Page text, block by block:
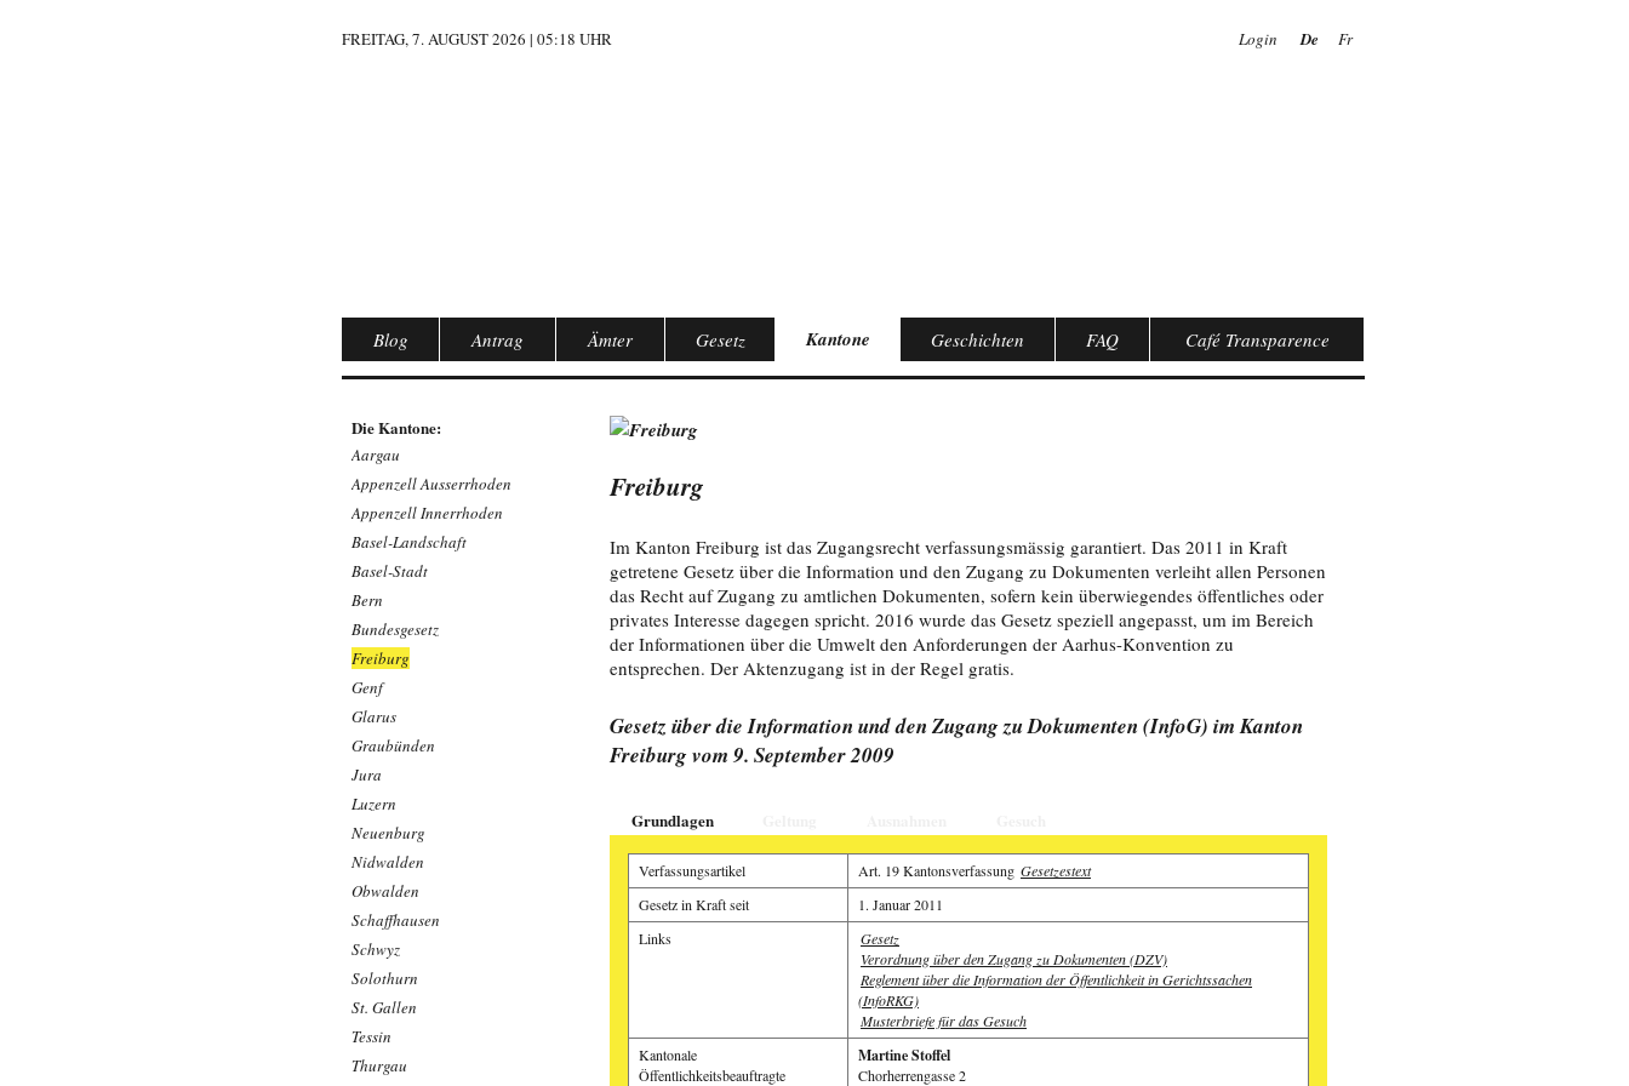
FREITAG, 7. AUGUST 2026 | 05:18 UHR Login De Fr
Blog Antrag Ämter Gesetz Kantone Geschichten FAQ Café Transparence
Die Kantone:
Aargau
Appenzell Ausserrhoden
Appenzell Innerrhoden
Basel-Landschaft
Basel-Stadt
Bern
Bundesgesetz
Freiburg
Genf
Glarus
Graubünden
Jura
Luzern
Neuenburg
Nidwalden
Obwalden
Schaffhausen
Schwyz
Solothurn
St. Gallen
Tessin
Thurgau
Freiburg
Im Kanton Freiburg ist das Zugangsrecht verfassungsmässig garantiert. Das 2011 in Kraft
getretene Gesetz über die Information und den Zugang zu Dokumenten verleiht allen Personen
das Recht auf Zugang zu amtlichen Dokumenten, sofern kein überwiegendes öffentliches oder
privates Interesse dagegen spricht. 2016 wurde das Gesetz speziell angepasst, um im Bereich
der Informationen über die Umwelt den Anforderungen der Aarhus-Konvention zu
entsprechen. Der Aktenzugang ist in der Regel gratis.
Gesetz über die Information und den Zugang zu Dokumenten (InfoG) im Kanton
Freiburg vom 9. September 2009
Grundlagen
Verfassungsartikel Art. 19 Kantonsverfassung Gesetzestext
Gesetz in Kraft seit
1. Januar 2011
Links
Gesetz
Verordnung über den Zugang zu Dokumenten (DZV)
Reglement über die Information der Öffentlichkeit in Gerichtssachen
(InfoRKG)
Musterbriefe für das Gesuch
Kantonale
Öffentlichkeitsbeauftragte
Martine Stoffel
Chorherrengasse 2